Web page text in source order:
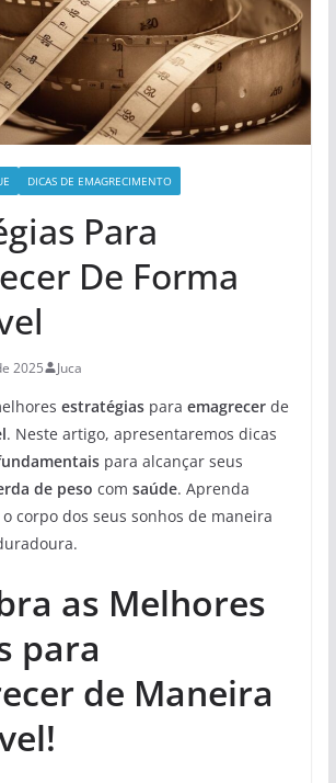
DICAS DE EMAGRECIMENTO
Para
De Forma
2025 Juca
estratégiaspara emagrecerde
. Neste artigo, apresentaremos dicas
para alcançar seus
de peso com saúde. Aprenda
corpo dos seus sonhos de maneira
as Melhores
para
de Maneira